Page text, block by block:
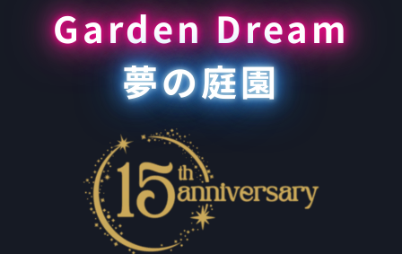
Garden Dream
夢の庭園